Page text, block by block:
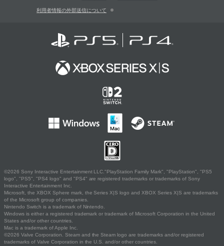
利用者情報の外部送信について
©2026 Sony Interactive Entertainment LLC."PlayStation Family Mark", "PlayStation", "PS5
logo", "PS5", "PS4 logo" and "PS4" are registered trademarks or trademarks of Sony
Interactive Entertainment Inc.
Microsoft, the XBOX Sphere mark, the Series X|S logo and XBOX Series X|S are trademarks
of the Microsoft group of companies.
Nintendo Switch is a trademark of Nintendo.
Windows is either a registered trademark or trademark of Microsoft Corporation in the United
States and/or other countries.
Mac is a trademark of Apple Inc.
©2026 Valve Corporation. Steam and the Steam logo are trademarks and/or registered
trademarks of Valve Corporation in the U.S. and/or other countries.